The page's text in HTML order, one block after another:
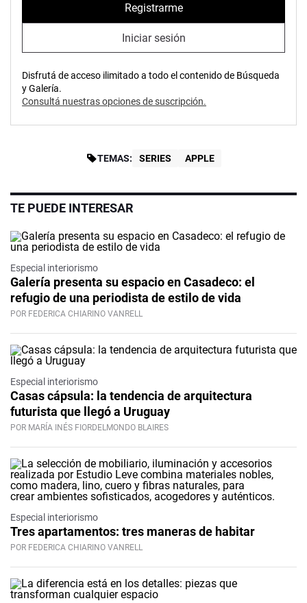
Registrarme
Iniciar sesión
Disfrutá de acceso ilimitado a todo el contenido de Búsqueda
y Galería.
Consultá nuestras opciones de suscripción.
TEMAS: SERIES APPLE
TE PUEDE INTERESAR
Especial interiorismo
Galería presenta su espacio en Casadeco: el
refugio de una periodista de estilo de vida
POR FEDERICA CHIARINO VANRELL
Especial interiorismo
Casas cápsula: la tendencia de arquitectura
futurista que llegó a Uruguay
POR MARÍA INÉS FIORDELMONDO BLAIRES
Especial interiorismo
Tres apartamentos: tres maneras de habitar
POR FEDERICA CHIARINO VANRELL